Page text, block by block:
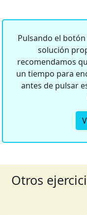
Pulsando el
solución
recomendamos
un tiempo para
antes de pulsar
Otros